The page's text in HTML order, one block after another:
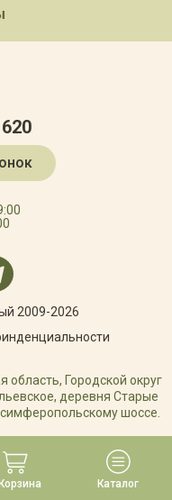
Корзина Каталог
2009-2026
Городской округ
деревня Старые
шоссе.